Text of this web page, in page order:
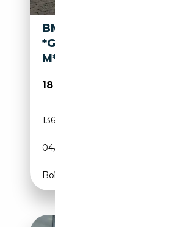
BMW 418 COUPÉ DA
*GARANTIE 12 MOIS*PACK
M*LED*CUIR*GPS*
18 500€
136 000 km
04/2017
Boîte automatique